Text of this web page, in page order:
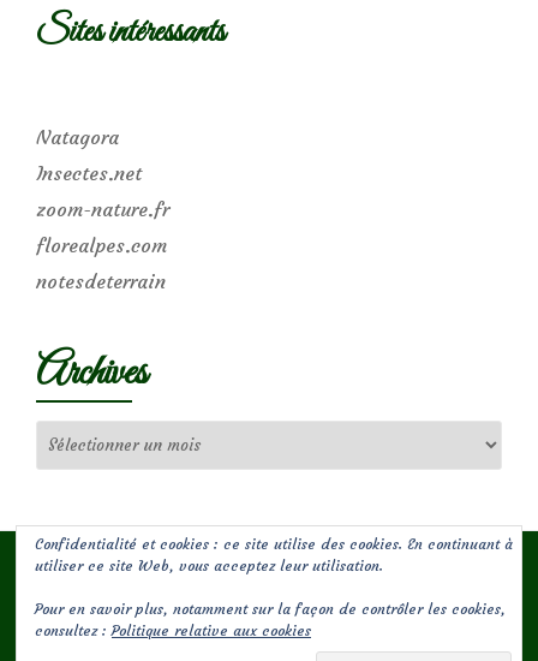
Sites intéressants
Natagora
Insectes.net
zoom-nature.fr
florealpes.com
notesdeterrain
Archives
(c) Les Jardins de Malorie
Menu
Confidentialité et cookies : ce site utilise des cookies. En continuant à
utiliser ce site Web, vous acceptez leur utilisation.
Pour en savoir plus, notamment sur la façon de contrôler les cookies,
consultez :Politique relative aux cookies